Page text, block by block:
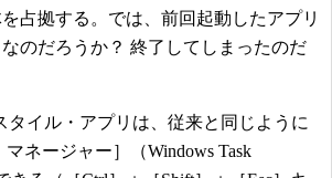
占拠する。では、前回起動したアプリ
のだろうか？ 終了してしまったのだ
イル・アプリは、従来と同じように
マネージャー］（Windows Task